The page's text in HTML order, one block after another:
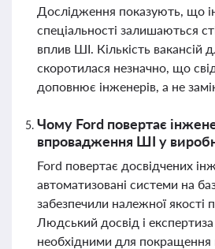
Дослідження показують, що
спеціальності залишаються
вплив ШІ. Кількість вакансій
скоротилася незначно, що
доповнює інженерів, а не
Чому Ford повертає
впровадження ШІ у
Ford повертає досвідчених
автоматизовані системи на
забезпечили належної якості
Людський досвід і
необхідними для покращення